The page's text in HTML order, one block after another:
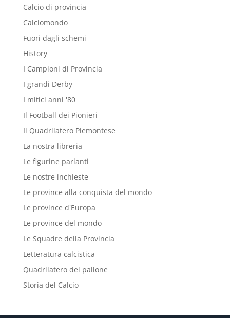
Calcio di provincia
Calciomondo
Fuori dagli schemi
History
I Campioni di Provincia
I grandi Derby
I mitici anni '80
Il Football dei Pionieri
Il Quadrilatero Piemontese
La nostra libreria
Le figurine parlanti
Le nostre inchieste
Le province alla conquista del mondo
Le province d'Europa
Le province del mondo
Le Squadre della Provincia
Letteratura calcistica
Quadrilatero del pallone
Storia del Calcio